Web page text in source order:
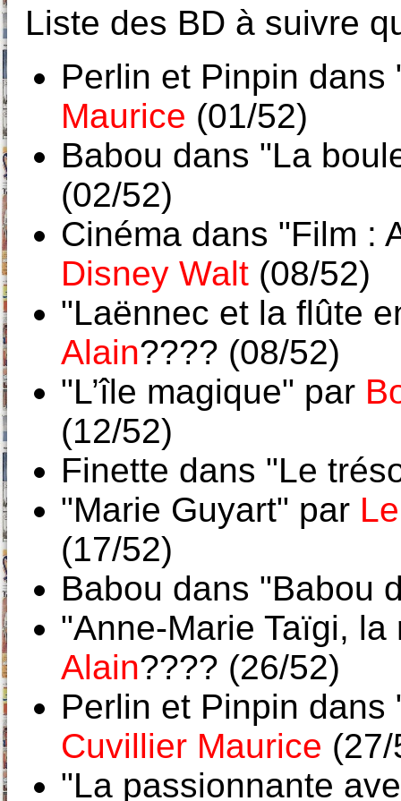
Liste des BD à suivre
Perlin et Pinpin
Maurice (01/52)
Babou dans "La
(02/52)
Cinéma dans "Film :
Disney Walt (08/52)
"Laënnec et la flûte
Alain???? (08/52)
"L’île magique" par
(12/52)
Finette dans "Le
"Marie Guyart" par
(17/52)
Babou dans "Babou
"Anne-Marie Taïgi,
Alain???? (26/52)
Perlin et Pinpin
Cuvillier Maurice
"La passionnante